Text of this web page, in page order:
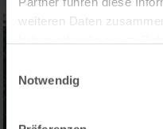
weiteren Daten
Notwendig